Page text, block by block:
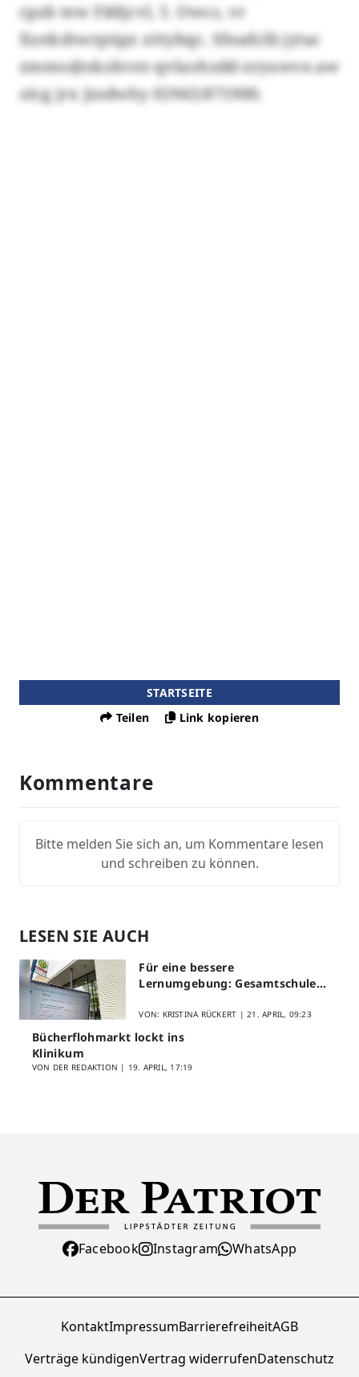
cpzb tew Fddjcvl, 5. Owcs, vr
Xxekshwrpüpz zötybqc. Sfeadclb jytac
zmmo@okobvnt-qvlaohzdd-zryuwve.aw
olcg jrx Jzsdwhy 02943/871900.
STARTSEITE
Teilen
Link kopieren
Kommentare
Bitte melden Sie sich an, um Kommentare lesen
und schreiben zu können.
LESEN SIE AUCH
Für eine bessere
Lernumgebung: Gesamtschule
Schülerfeedback
VON: KRISTINA RÜCKERT |21. APRIL, 09:23
Bücherflohmarkt lockt ins
Klinikum
VON DER REDAKTION | 19. APRIL, 17:19
Facebook Instagram WhatsApp
KontaktImpressumBarrierefreiheitAGB
Verträge kündigenVertrag widerrufenDatenschutz